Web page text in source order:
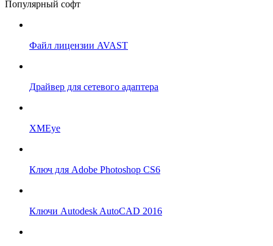
Популярный софт
Файл лицензии AVAST
Драйвер для сетевого адаптера
XMEye
Ключ для Adobe Photoshop CS6
Ключи Autodesk AutoCAD 2016